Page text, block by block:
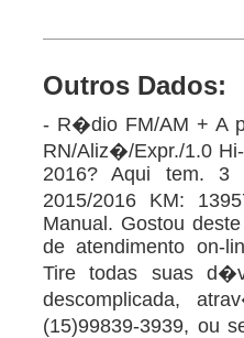
Outros Dados:
- R�dio FM/AM + A
RN/Aliz�/Expr./1.0
2016? Aqui tem. 3
2015/2016 KM:
Manual. Gostou
de atendimento on-
Tire todas suas
descomplicada,
(15)99839-3939, ou